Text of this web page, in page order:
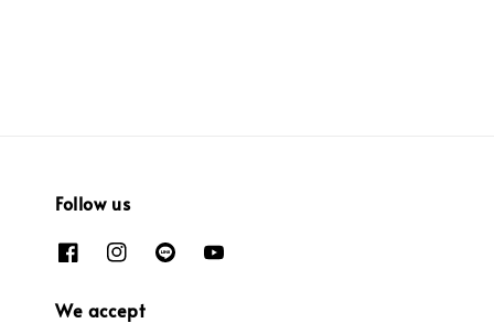
Follow us
We accept